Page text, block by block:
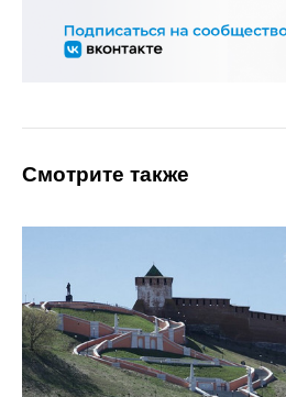
Смотрите также